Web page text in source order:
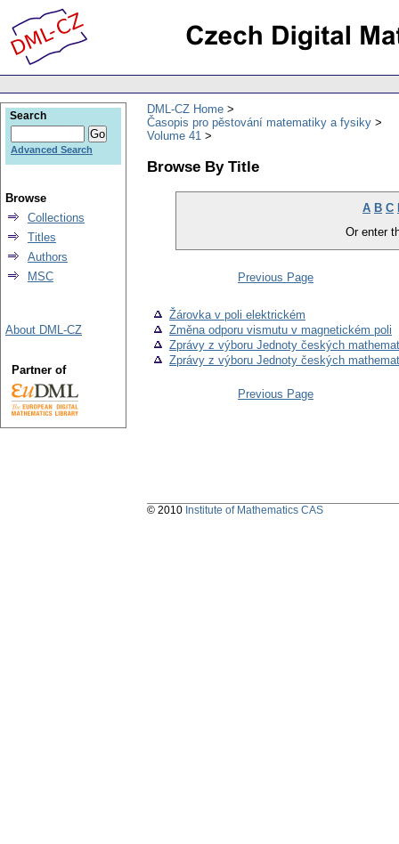
DML-CZ Home
Časopis pro pěstování matematiky a fysiky
Volume 41
Browse By Title
A B C
Or enter
Previous Page
Žárovka v poli elektrickém
Změna odporu vismutu v magnetickém poli
Zprávy z výboru Jednoty českých
Zprávy z výboru Jednoty českých
Previous Page
Search
Advanced Search
Browse
Collections
Titles
Authors
MSC
About DML-CZ
Partner of
© 2010 Institute of Mathematics CAS